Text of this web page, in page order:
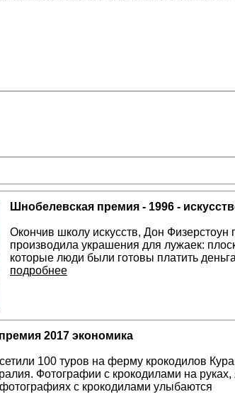
Шнобелевская премия - 1996 -
Окончив школу искусств, Дон
производила украшения для лужаек:
которые люди были готовы платить
подробнее
2017 экономика
100 туров на ферму крокодилов
Фотографии с крокодилами на
с крокодилами улыбаются